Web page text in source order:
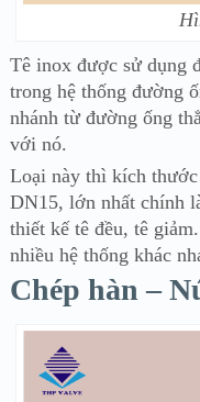
Tê inox được sử dụng
trong hệ thống đường
nhánh từ đường ống
với nó.
Loại này thì kích
DN15, lớn nhất chính
thiết kế tê đều, tê
nhiều hệ thống khác
Chép hàn –